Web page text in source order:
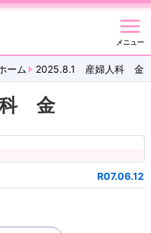
メニュー
ーム 2025.8.1 産婦人科 金
金
R07.06.12